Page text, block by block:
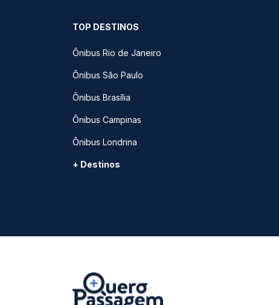
TOP DESTINOS
Ônibus Rio de Janeiro
Ônibus São Paulo
Ônibus Brasília
Ônibus Campinas
Ônibus Londrina
+ Destinos